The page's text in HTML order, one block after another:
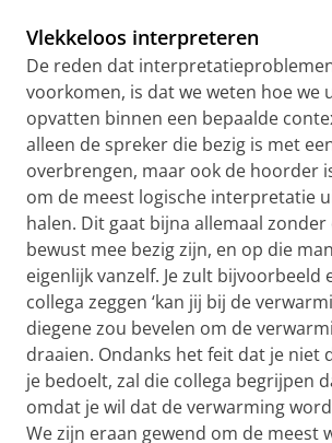
Vlekkeloos interpreteren
De reden dat
voorkomen, is dat we weten hoe we
opvatten binnen een bepaalde
alleen de spreker die bezig is met
overbrengen, maar ook de hoorder
om de meest logische interpretatie
halen. Dit gaat bijna allemaal zonder
bewust mee bezig zijn, en op die
eigenlijk vanzelf. Je zult bijvoorbeeld
collega zeggen ‘kan jij bij de
diegene zou bevelen om de
draaien. Ondanks het feit dat je niet
je bedoelt, zal die collega begrijpen
omdat je wil dat de verwarming
We zijn eraan gewend om de meest